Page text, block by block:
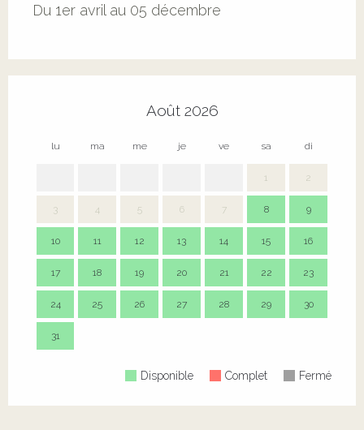
Du 1er avril au 05 décembre
Août 2026
lu ma me je ve sa di
1 2
3 4 5 6 7 8 9
10 11 12 13 14 15 16
17 18 19 20 21 22 23
24 25 26 27 28 29 30
31
Disponible Complet Fermé